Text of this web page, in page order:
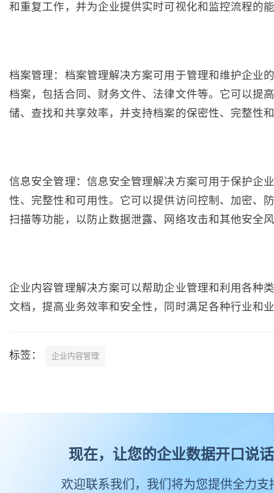
和重复工作，并为企业提供实时可视化和监控流程的
档案管理：档案管理解决方案可用于管理和维护企业
档案，包括合同、财务文件、法律文件等。它可以提
储、查找和共享效率，并支持档案的保密性、完整性
信息安全管理：信息安全管理解决方案可用于保护企
性、完整性和可用性。它可以提供访问控制、加密、
扫描等功能，以防止数据泄露、网络攻击和其他安全
企业内容管理解决方案可以帮助企业管理和利用各种
文档，提高业务效率和安全性，同时满足各种行业和
标签： 企业内容管理
现在，让您的企业数据开口说话
欢迎联系我们，我们将为您提供全力支